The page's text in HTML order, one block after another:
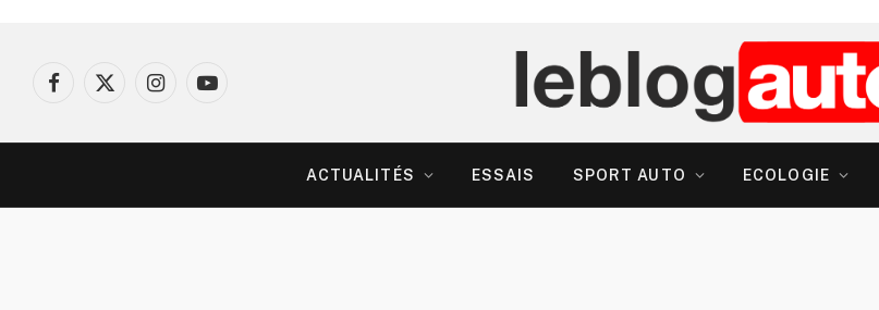
Facebook
X
InstagramYouTube
ACTUALITÉS ESSAIS SPORT AUTO ECOLOGIE